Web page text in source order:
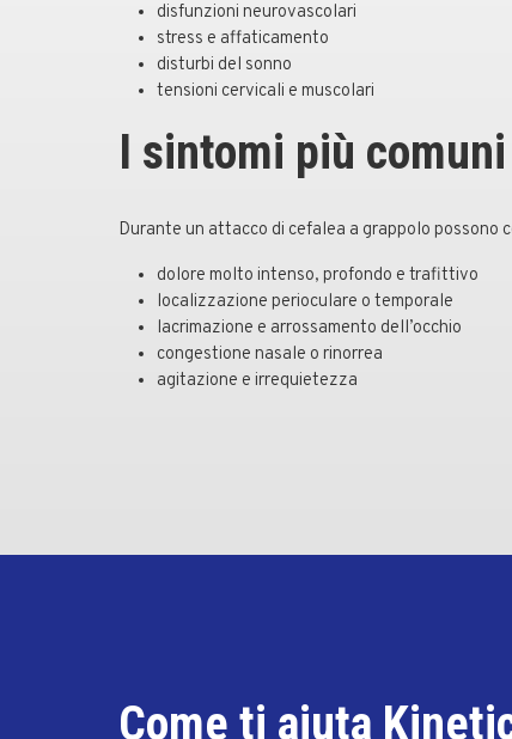
disfunzioni neurovascolari
stress e affaticamento
disturbi del sonno
tensioni cervicali e muscolari
I sintomi più comuni
Durante un attacco di cefalea a grappolo possono
dolore molto intenso, profondo e trafittivo
localizzazione perioculare o temporale
lacrimazione e arrossamento dell’occhio
congestione nasale o rinorrea
agitazione e irrequietezza
Come ti aiuta